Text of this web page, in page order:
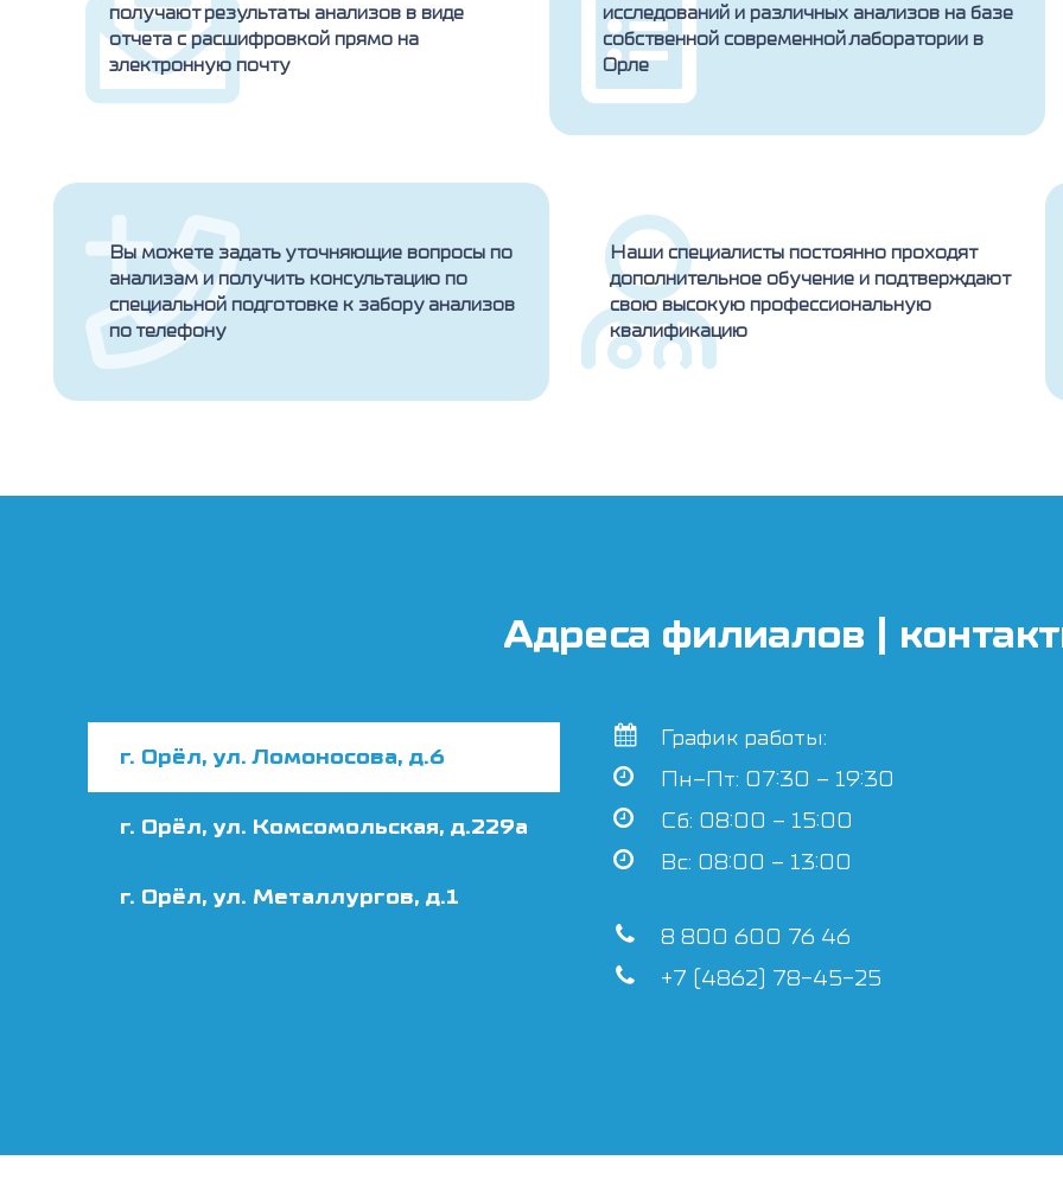
получают результаты анализов в виде
отчета с расшифровкой прямо на
электронную почту
исследований и различных анализов на базе
собственной современной лаборатории в
Орле
Вы можете задать уточняющие вопросы по
анализам и получить консультацию по
специальной подготовке к забору анализов
по телефону
Наши специалисты постоянно проходят
дополнительное обучение и подтверждают
свою высокую профессиональную
квалификацию
Адреса филиалов |
г. Орёл, ул. Ломоносова, д.6
г. Орёл, ул. Комсомольская, д.229а
г. Орёл, ул. Металлургов, д.1
График работы:
Пн–Пт: 07:30 – 19:30
Сб: 08:00 – 15:00
Вс: 08:00 – 13:00
8 800 600 76 46
+7 (4862) 78-45-25